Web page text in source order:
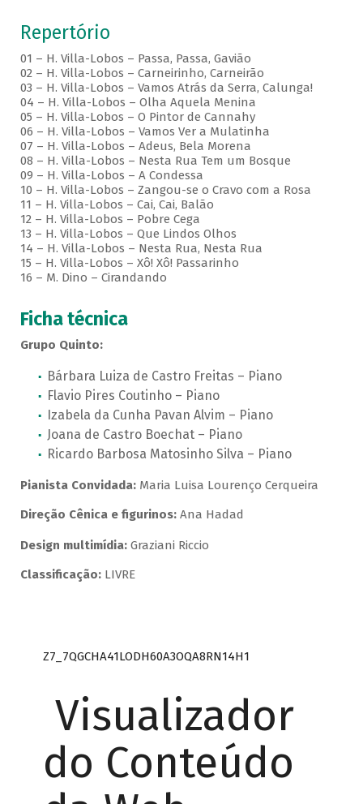
Repertório
01 – H. Villa-Lobos – Passa, Passa, Gavião
02 – H. Villa-Lobos – Carneirinho, Carneirão
03 – H. Villa-Lobos – Vamos Atrás da Serra, Calunga!
04 – H. Villa-Lobos – Olha Aquela Menina
05 – H. Villa-Lobos – O Pintor de Cannahy
06 – H. Villa-Lobos – Vamos Ver a Mulatinha
07 – H. Villa-Lobos – Adeus, Bela Morena
08 – H. Villa-Lobos – Nesta Rua Tem um Bosque
09 – H. Villa-Lobos – A Condessa
10 – H. Villa-Lobos – Zangou-se o Cravo com a Rosa
11 – H. Villa-Lobos – Cai, Cai, Balão
12 – H. Villa-Lobos – Pobre Cega
13 – H. Villa-Lobos – Que Lindos Olhos
14 – H. Villa-Lobos – Nesta Rua, Nesta Rua
15 – H. Villa-Lobos – Xô! Xô! Passarinho
16 – M. Dino – Cirandando
Ficha técnica
Grupo Quinto:
Bárbara Luiza de Castro Freitas – Piano
Flavio Pires Coutinho – Piano
Izabela da Cunha Pavan Alvim – Piano
Joana de Castro Boechat – Piano
Ricardo Barbosa Matosinho Silva – Piano
Pianista Convidada: Maria Luisa Lourenço Cerqueira
Direção Cênica e figurinos:Ana Hadad
Design multimídia:Graziani Riccio
Classificação:LIVRE
Z7_7QGCHA41LODH60A3OQA8RN14H1
Visualizador
do Conteúdo